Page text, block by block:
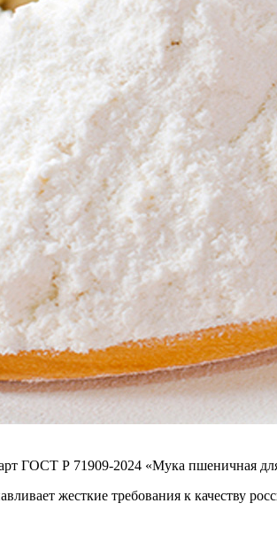
ГОСТ Р 71909-2024 «Мука пшеничная
жесткие требования к качеству